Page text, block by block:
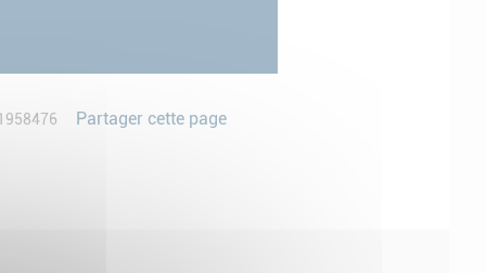
Partager cette page